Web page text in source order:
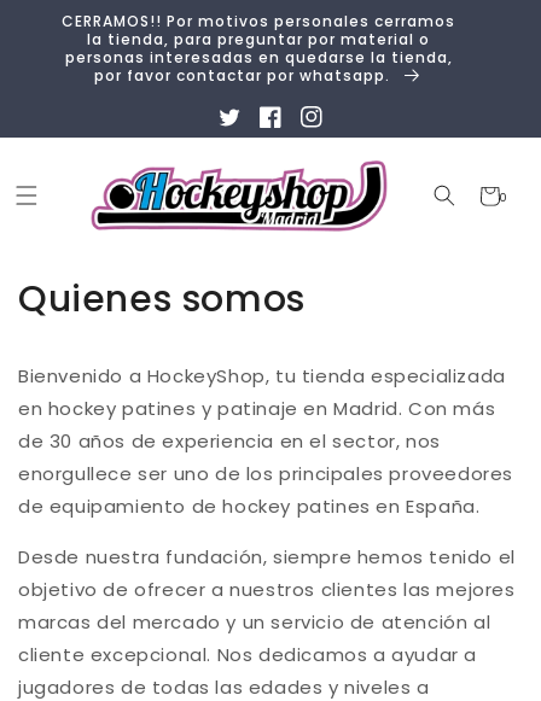
directamente
al contenido
CERRAMOS!! Por motivos personales cerramos
la tienda, para preguntar por material o
personas interesadas en quedarse la tienda,
por favor contactar por whatsapp.
TwitterFacebookInstagram
Carrito
0
0
artículos
Quienes somos
Bienvenido a HockeyShop, tu tienda especializada
en hockey patines y patinaje en Madrid. Con más
de 30 años de experiencia en el sector, nos
enorgullece ser uno de los principales proveedores
de equipamiento de hockey patines en España.
Desde nuestra fundación, siempre hemos tenido el
objetivo de ofrecer a nuestros clientes las mejores
marcas del mercado y un servicio de atención al
cliente excepcional. Nos dedicamos a ayudar a
jugadores de todas las edades y niveles a